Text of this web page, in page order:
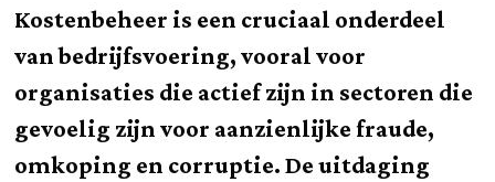
Kostenbeheer is een cruciaal onderdeel
van bedrijfsvoering, vooral voor
organisaties die actief zijn in sectoren die
gevoelig zijn voor aanzienlijke fraude,
omkoping en corruptie. De uitdaging